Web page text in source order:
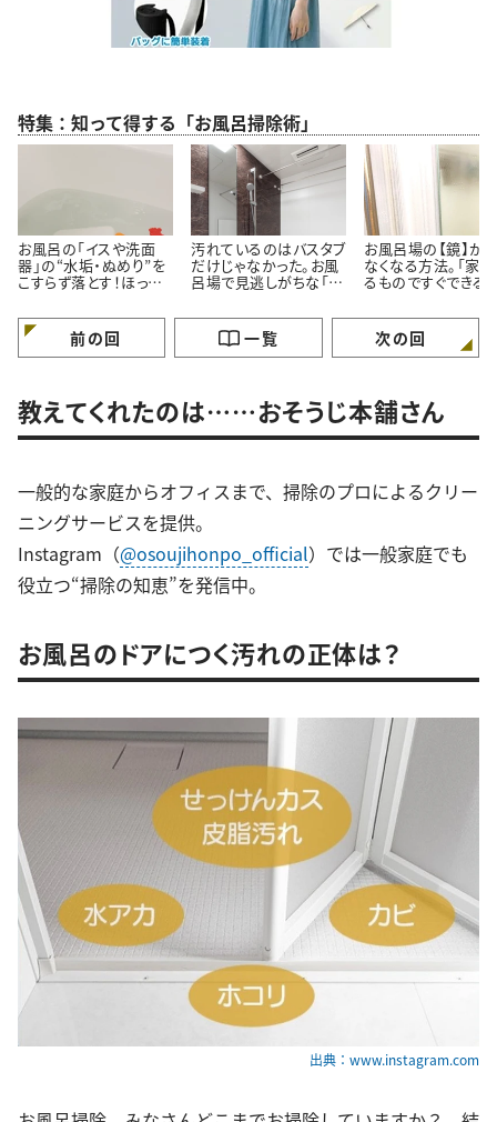
特集：知って得する「お風呂掃除術」
お風呂の「イスや洗面
器」の“水垢・ぬめり”を
こすらず落とす！ほった
汚れているのはバスタブ
だけじゃなかった。お風
呂場で見逃しがちな「意
所」とは
お風呂場の【鏡】が
なくなる方法。「家
るものですぐできる！
いんだ…」
前の回 一覧 次の回
教えてくれたのは……おそうじ本舗さん
一般的な家庭からオフィスまで、掃除のプロによるクリー
ニングサービスを提供。
Instagram（@osoujihonpo_official）では一般家庭でも
役立つ“掃除の知恵”を発信中。
お風呂のドアにつく汚れの正体は？
出典：www.instagram.com